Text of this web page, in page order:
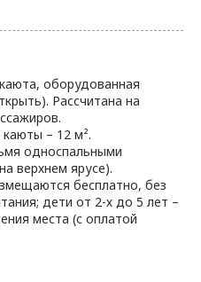
оборудованная
Рассчитана на
– 12 м².
односпальными
верхнем ярусе).
бесплатно, без
дети от 2-х до 5 лет –
места (с оплатой